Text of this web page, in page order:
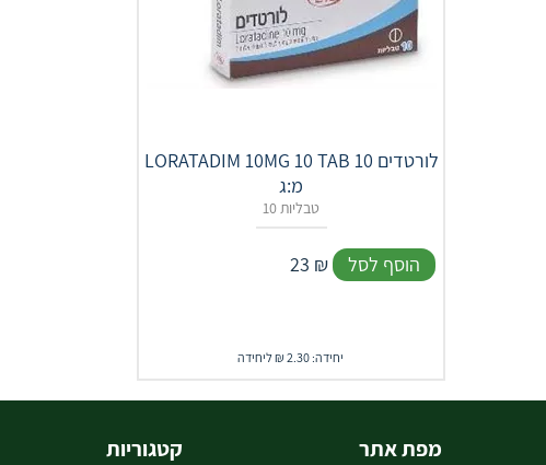
LORATADIM 10MG 10 TAB לורטדים 10
מ:ג
10 טבליות
23 ₪ הוסף לסל
יחידה: 2.30 ₪ ליחידה
מפת אתר קטגוריות